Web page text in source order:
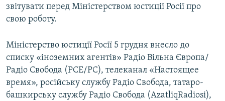
звітувати перед Міністерством юстиції Росії про
свою роботу.
Міністерство юстиції Росії 5 грудня внесло до
списку «іноземних агентів» Радіо Вільна Європа/
Радіо Свобода (РСЕ/РС), телеканал «Настоящее
время», російську службу Радіо Свобода, татаро-
башкирську службу Радіо Свобода (AzatliqRadiosi),